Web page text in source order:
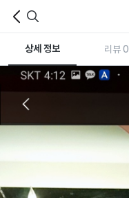
상세 정보 리뷰 0